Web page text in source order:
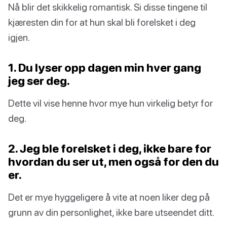
Nå blir det skikkelig romantisk. Si disse tingene til
kjæresten din for at hun skal bli forelsket i deg
igjen.
1. Du lyser opp dagen min hver gang
jeg ser deg.
Dette vil vise henne hvor mye hun virkelig betyr for
deg.
2. Jeg ble forelsket i deg, ikke bare for
hvordan du ser ut, men også for den du
er.
Det er mye hyggeligere å vite at noen liker deg på
grunn av din personlighet, ikke bare utseendet ditt.